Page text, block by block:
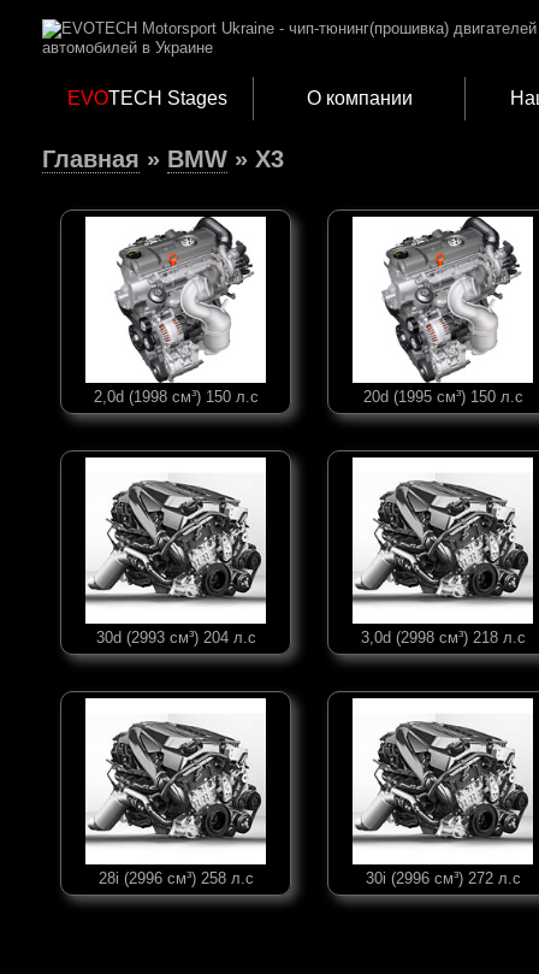
EVOTECH Stages О компании
Главная » BMW » X3
2,0d (1998 см³) 150 л.с 20d (1995 см³) 150 л.с
30d (2993 см³) 204 л.с 3,0d (2998 см³) 218 л.с
28i (2996 см³) 258 л.с 30i (2996 см³) 272 л.с